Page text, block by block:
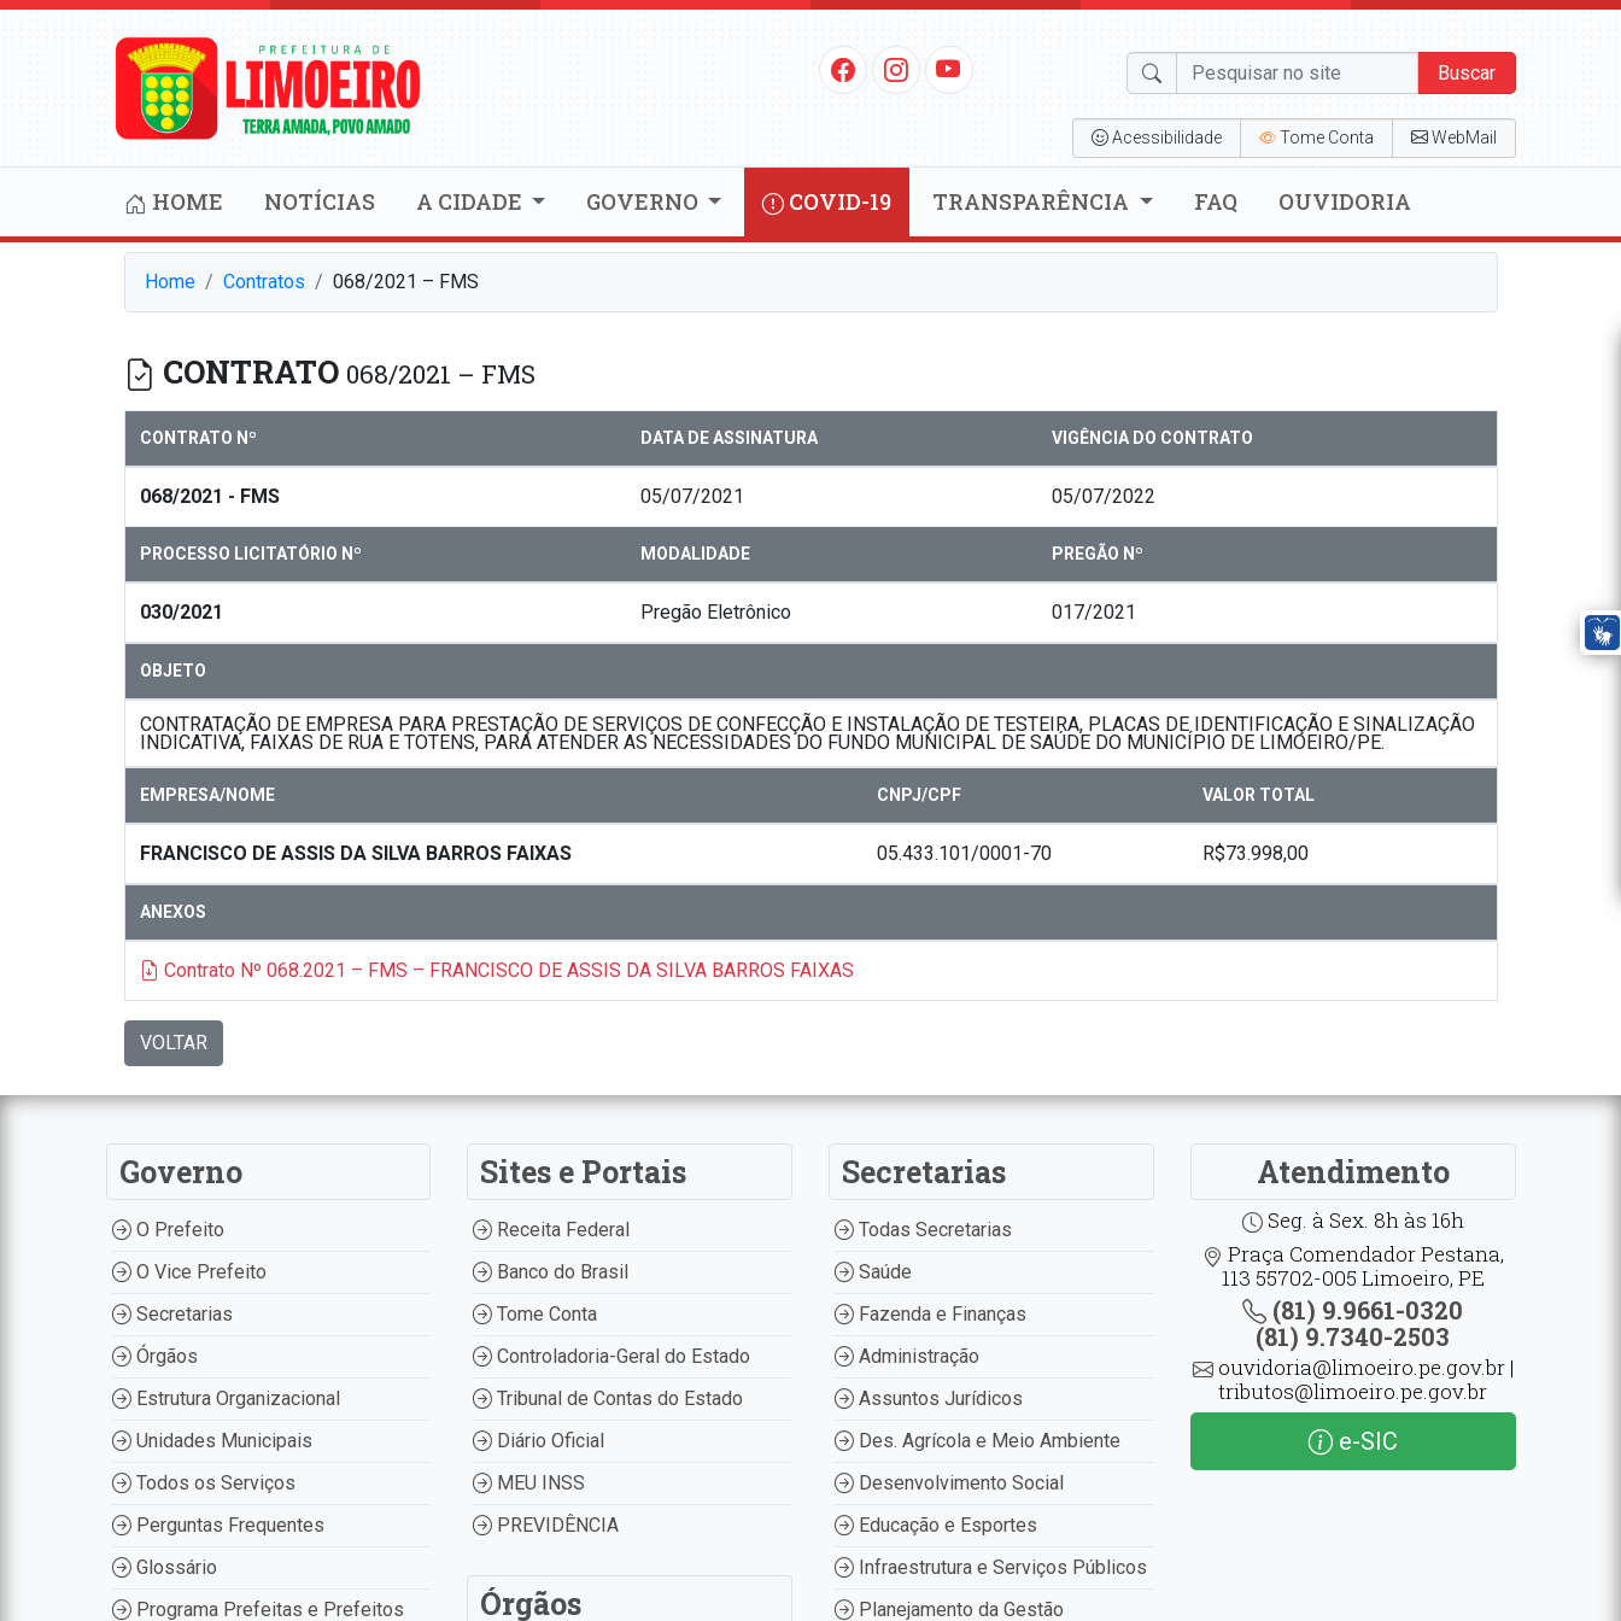
Buscar
Acessibilidade Tome Conta WebMail
HOME NOTÍCIAS A CIDADE GOVERNO COVID-19 TRANSPARÊNCIA FAQ OUVIDORIA
Home Contratos 068/2021 – FMS
CONTRATO 068/2021 – FMS
CONTRATO Nº DATA DE ASSINATURA VIGÊNCIA DO CONTRATO
068/2021 - FMS 05/07/2021 05/07/2022
PROCESSO LICITATÓRIO Nº MODALIDADE PREGÃO Nº
030/2021 Pregão Eletrônico 017/2021
OBJETO
CONTRATAÇÃO DE EMPRESA PARA PRESTAÇÃO DE SERVIÇOS DE CONFECÇÃO E INSTALAÇÃO DE TESTEIRA, PLACAS DE IDENTIFICAÇÃO E SINALIZAÇÃO
INDICATIVA, FAIXAS DE RUA E TOTENS, PARA ATENDER AS NECESSIDADES DO FUNDO MUNICIPAL DE SAÚDE DO MUNICÍPIO DE LIMOEIRO/PE.
EMPRESA/NOME CNPJ/CPF VALOR TOTAL
FRANCISCO DE ASSIS DA SILVA BARROS FAIXAS 05.433.101/0001-70 R$73.998,00
ANEXOS
Contrato Nº 068.2021 – FMS – FRANCISCO DE ASSIS DA SILVA BARROS FAIXAS
VOLTAR
Governo
O Prefeito
O Vice Prefeito
Secretarias
Órgãos
Estrutura Organizacional
Unidades Municipais
Todos os Serviços
Perguntas Frequentes
Glossário
Programa Prefeitas e Prefeitos
Sites e Portais
Receita Federal
Banco do Brasil
Tome Conta
Controladoria-Geral do Estado
Tribunal de Contas do Estado
Diário Oficial
MEU INSS
PREVIDÊNCIA
Órgãos
Secretarias
Todas Secretarias
Saúde
Fazenda e Finanças
Administração
Assuntos Jurídicos
Des. Agrícola e Meio Ambiente
Desenvolvimento Social
Educação e Esportes
Infraestrutura e Serviços Públicos
Planejamento da Gestão
Atendimento
Seg. à Sex. 8h às 16h
Praça Comendador Pestana,
113 55702-005 Limoeiro, PE
(81) 9.9661-0320
(81) 9.7340-2503
ouvidoria@limoeiro.pe.gov.br |
tributos@limoeiro.pe.gov.br
e-SIC